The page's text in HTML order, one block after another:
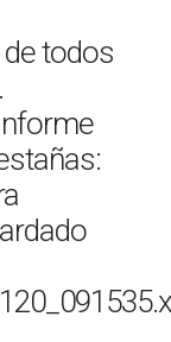
todos